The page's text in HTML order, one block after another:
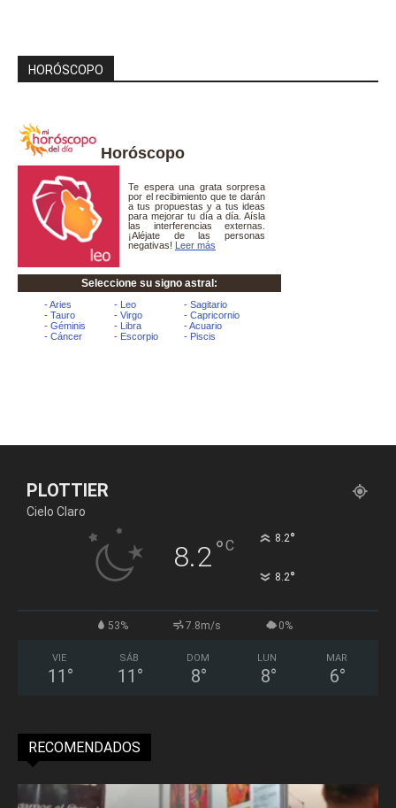
HORÓSCOPO
Horóscopo
PLOTTIER
Cielo Claro
8.2°C 8.2°
8.2°
53% 7.8m/s 0%
VIE
11 °
SÁB
11 °
DOM
8°
LUN
8°
MAR
6°
RECOMENDADOS